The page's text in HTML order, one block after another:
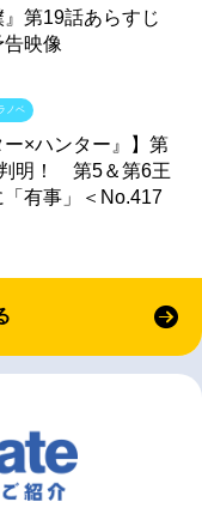
』第19話あらすじ
告映像
ー×ハンター』】第
明！ 第5＆第6王
有事」＜No.417
ノベ